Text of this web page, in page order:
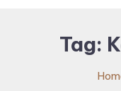
Tag: